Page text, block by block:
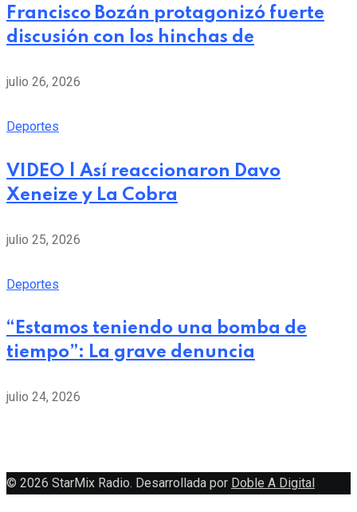
Francisco Bozán protagonizó fuerte
discusión con los hinchas de
julio 26, 2026
Deportes
VIDEO | Así reaccionaron Davo
Xeneize y La Cobra
julio 25, 2026
Deportes
“Estamos teniendo una bomba de
tiempo”: La grave denuncia
julio 24, 2026
© 2026 StarMix Radio. Desarrollada por Doble A Digital